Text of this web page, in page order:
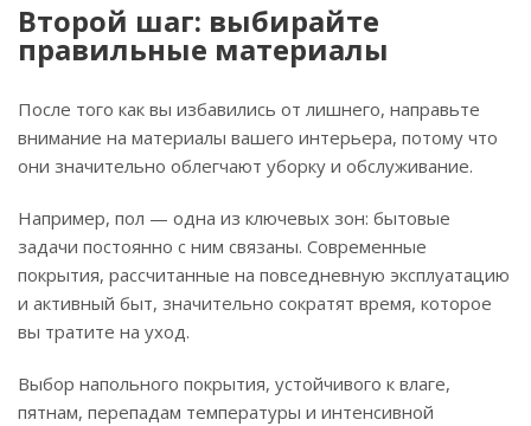
Второй шаг: выбирайте
правильные материалы
После того как вы избавились от лишнего, направьте
внимание на материалы вашего интерьера, потому что
они значительно облегчают уборку и обслуживание.
Например, пол — одна из ключевых зон: бытовые
задачи постоянно с ним связаны. Современные
покрытия, рассчитанные на повседневную эксплуатацию
и активный быт, значительно сократят время, которое
вы тратите на уход.
Выбор напольного покрытия, устойчивого к влаге,
пятнам, перепадам температуры и интенсивной